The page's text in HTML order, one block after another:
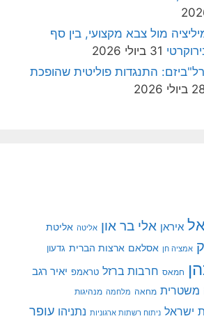
מול צבא מקצועי, בין סף
31 ביולי 2026
התנגדות פוליטית שהופכת
2026
איראן אלי בר און אליטה אליטת
אמציה חן אסלאם ארצות הברית גדעון
חמאס חרבות ברזל טראמפ יאיר רגב
משטרית מחאה מלחמה מנהיגות
ישראל ניתוח רשתות ארגוניות נתניהו עופר